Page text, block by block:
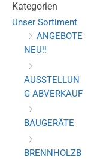
Kategorien
Unser Sortiment
ANGEBOTE
NEU!!
AUSSTELLUN
G ABVERKAUF
BAUGERÄTE
BRENNHOLZB